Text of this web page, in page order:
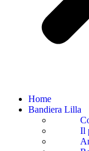
Home
Bandiera Lilla
Il